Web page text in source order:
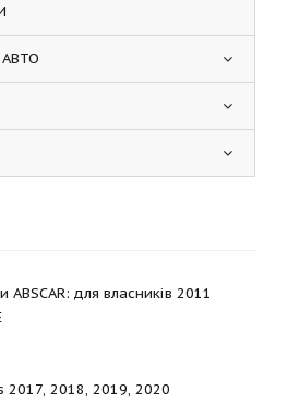
для власників 2011
2017, 2018, 2019, 2020